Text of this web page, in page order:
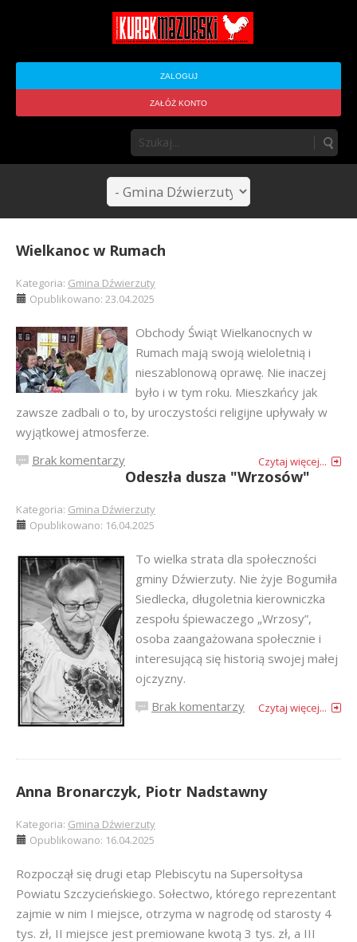
ZALOGUJ
ZAŁÓŻ KONTO
Wielkanoc w Rumach
Kategoria: Gmina Dźwierzuty
Opublikowano: 23.04.2025
Obchody Świąt Wielkanocnych w
Rumach mają swoją wieloletnią i
nieszablonową oprawę. Nie inaczej
było i w tym roku. Mieszkańcy jak
zawsze zadbali o to, by uroczystości religijne upływały w
wyjątkowej atmosferze.
Brak komentarzy
Czytaj więcej...
Odeszła dusza "Wrzosów"
Kategoria: Gmina Dźwierzuty
Opublikowano: 16.04.2025
To wielka strata dla społeczności
gminy Dźwierzuty. Nie żyje Bogumiła
Siedlecka, długoletnia kierowniczka
zespołu śpiewaczego „Wrzosy”,
osoba zaangażowana społecznie i
interesującą się historią swojej małej
ojczyzny.
Brak komentarzy
Czytaj więcej...
Anna Bronarczyk, Piotr Nadstawny
Kategoria: Gmina Dźwierzuty
Opublikowano: 16.04.2025
Rozpoczął się drugi etap Plebiscytu na Supersołtysa
Powiatu Szczycieńskiego. Sołectwo, którego reprezentant
zajmie w nim I miejsce, otrzyma w nagrodę od starosty 4
tys. zł, II miejsce jest premiowane kwotą 3 tys. zł, a III